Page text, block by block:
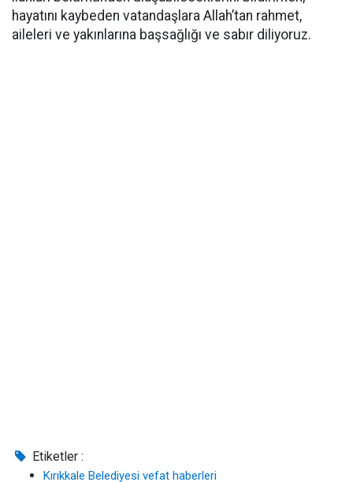
hayatını kaybeden vatandaşlara Allah’tan rahmet,
aileleri ve yakınlarına başsağlığı ve sabır diliyoruz.
Etiketler :
Kırıkkale Belediyesi vefat haberleri